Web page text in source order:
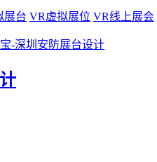
展台 VR虚拟展位 VR线上展会